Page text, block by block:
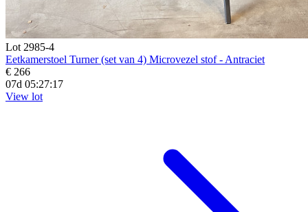
Lot 2985-4
Eetkamerstoel Turner (set van 4) Microvezel stof - Antraciet
€ 266
07d 05:27:16
View lot